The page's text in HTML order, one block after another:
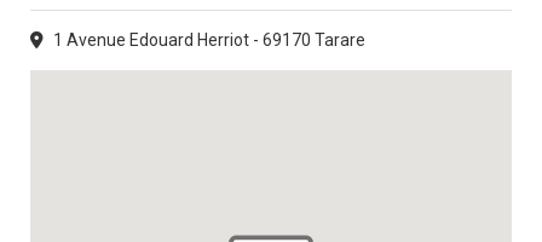
1 Avenue Edouard Herriot - 69170 Tarare